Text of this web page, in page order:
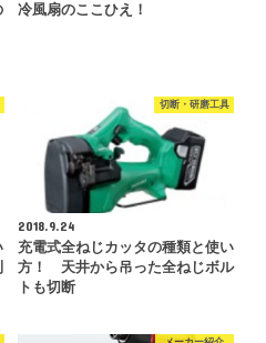
冷風扇のここひえ！
切断・研磨工具
2018.9.24
充電式全ねじカッタの種類と使い
方！ 天井から吊った全ねじボル
トも切断